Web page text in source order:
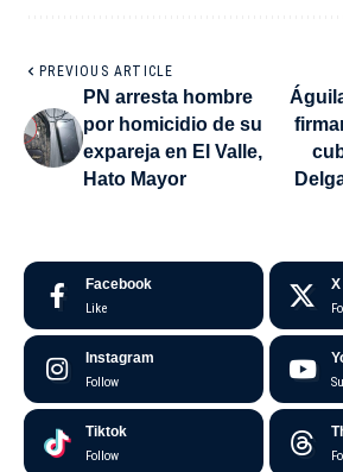
PREVIOUS ARTICLE
PN arresta hombre
por homicidio de su
expareja en El Valle,
Hato Mayor
Facebook
Like
X
Instagram
Follow
Tiktok
Follow